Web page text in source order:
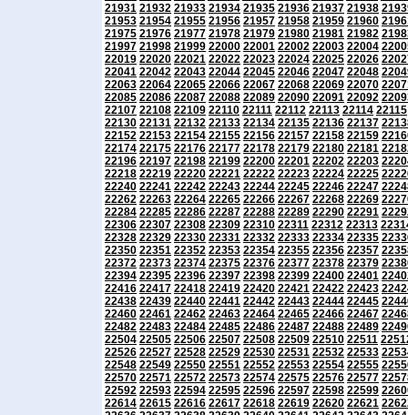
21931 21932 21933 21934 21935 21936 21937 21938
21953 21954 21955 21956 21957 21958 21959 21960
21975 21976 21977 21978 21979 21980 21981 21982
21997 21998 21999 22000 22001 22002 22003 22004
22019 22020 22021 22022 22023 22024 22025 22026
22041 22042 22043 22044 22045 22046 22047 22048
22063 22064 22065 22066 22067 22068 22069 22070
22085 22086 22087 22088 22089 22090 22091 22092
22107 22108 22109 22110 22111 22112 22113 22114 22115
22130 22131 22132 22133 22134 22135 22136 22137
22152 22153 22154 22155 22156 22157 22158 22159
22174 22175 22176 22177 22178 22179 22180 22181
22196 22197 22198 22199 22200 22201 22202 22203
22218 22219 22220 22221 22222 22223 22224 22225
22240 22241 22242 22243 22244 22245 22246 22247
22262 22263 22264 22265 22266 22267 22268 22269
22284 22285 22286 22287 22288 22289 22290 22291
22306 22307 22308 22309 22310 22311 22312 22313
22328 22329 22330 22331 22332 22333 22334 22335
22350 22351 22352 22353 22354 22355 22356 22357
22372 22373 22374 22375 22376 22377 22378 22379
22394 22395 22396 22397 22398 22399 22400 22401
22416 22417 22418 22419 22420 22421 22422 22423
22438 22439 22440 22441 22442 22443 22444 22445
22460 22461 22462 22463 22464 22465 22466 22467
22482 22483 22484 22485 22486 22487 22488 22489
22504 22505 22506 22507 22508 22509 22510 22511
22526 22527 22528 22529 22530 22531 22532 22533
22548 22549 22550 22551 22552 22553 22554 22555
22570 22571 22572 22573 22574 22575 22576 22577
22592 22593 22594 22595 22596 22597 22598 22599
22614 22615 22616 22617 22618 22619 22620 22621